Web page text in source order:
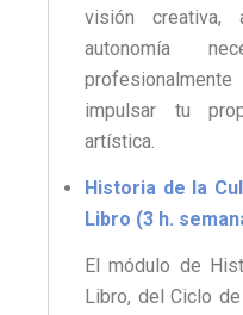
visión creativa,
autonomía
impulsar tu
artística.
Historia de la
Libro (3 h.
El módulo de
Libro, del Ciclo